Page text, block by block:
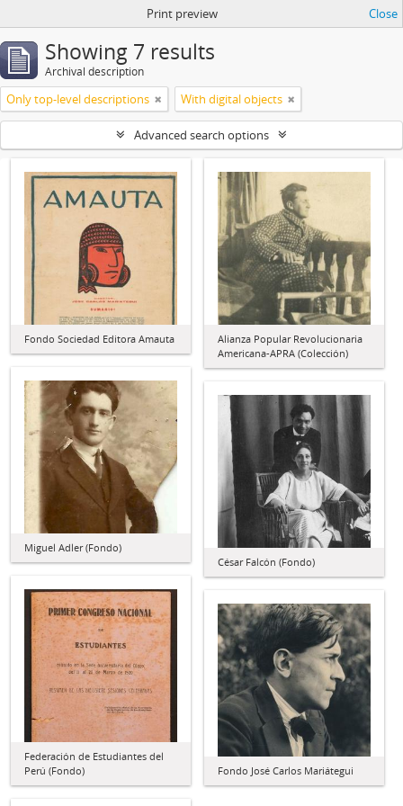
Print preview Close
Showing 7 results
Archival description
Only top-level descriptions With digital objects
Advanced search options
Fondo Sociedad Editora Amauta
Alianza Popular Revolucionaria
Americana-APRA (Colección)
Miguel Adler (Fondo)
César Falcón (Fondo)
Federación de Estudiantes del
Perú (Fondo)
Fondo José Carlos Mariátegui